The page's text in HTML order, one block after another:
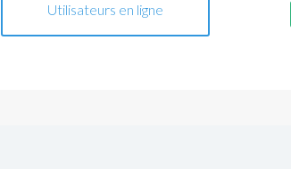
Utilisateurs en ligne